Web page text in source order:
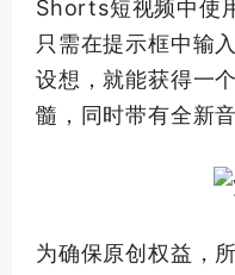
Shorts短视频中使
只需在提示框中输
设想，就能获得一
髓，同时带有全新
为确保原创权益，